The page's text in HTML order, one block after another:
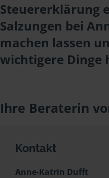
Steuererklärung
Salzungen bei
machen lassen
wichtigere Dinge
Ihre Beraterin
Kontakt
Anne-Katrin Dufft